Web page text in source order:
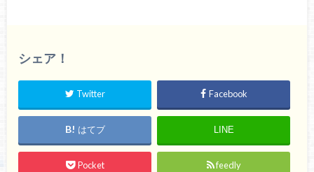
シェア！
Twitter Facebook
はてブ LINE
Pocket feedly